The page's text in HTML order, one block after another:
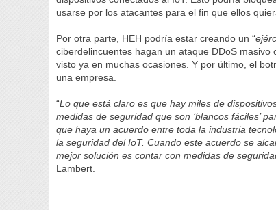
usarse por los atacantes para el fin que ellos
Por otra parte, HEH podría estar creando un “
ciberdelincuentes hagan un ataque DDoS
visto ya en muchas ocasiones. Y por último, el
una empresa.
“Lo que está claro es que hay miles de
medidas de seguridad que son ‘blancos fáciles’
que haya un acuerdo entre toda la industria
la seguridad del IoT. Cuando este acuerdo se
mejor solución es contar con medidas de
Lambert.